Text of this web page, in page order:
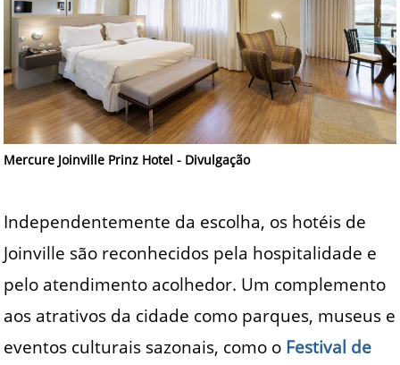
Mercure Joinville Prinz Hotel - Divulgação
Independentemente da escolha, os hotéis de
Joinville são reconhecidos pela hospitalidade e
pelo atendimento acolhedor. Um complemento
aos atrativos da cidade como parques, museus e
eventos culturais sazonais, como o Festival de